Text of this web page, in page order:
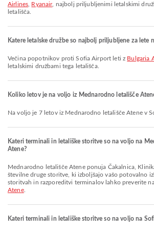
Airlines Ryanair, najbolj priljubljenimi letalskimi
letališča.
Katere letalske družbe so najbolj priljubljene za lete
Večina popotnikov proti Sofia Airport leti z Bulgaria
letalskimi družbami tega letališča.
Koliko letov je na voljo iz Mednarodno letališče
Na voljo je 7 letov iz Mednarodno letališče Atene v
Kateri terminali in letališke storitve so na voljo na
Atene?
Mednarodno letališče Atene ponuja Čakalnica, Klinika in lekarne, Parkirišča in
številne druge storitve, ki izboljšajo vašo potovalno
storitvah in razporeditvi terminalov lahko preverite
Atene.
Kateri terminali in letališke storitve so na voljo na